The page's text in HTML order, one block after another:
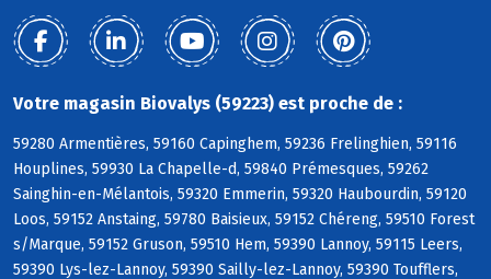
Votre magasin Biovalys (59223) est proche de :
59280 Armentières, 59160 Capinghem, 59236 Frelinghien, 59116
Houplines, 59930 La Chapelle-d, 59840 Prémesques, 59262
Sainghin-en-Mélantois, 59320 Emmerin, 59320 Haubourdin, 59120
Loos, 59152 Anstaing, 59780 Baisieux, 59152 Chéreng, 59510 Forest
s/Marque, 59152 Gruson, 59510 Hem, 59390 Lannoy, 59115 Leers,
59390 Lys-lez-Lannoy, 59390 Sailly-lez-Lannoy, 59390 Toufflers,